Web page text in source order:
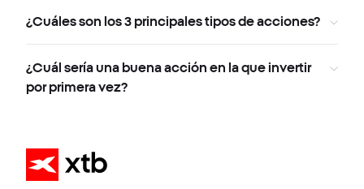
¿Cuáles son los 3 principales tipos de acciones?
¿Cuál sería una buena acción en la que invertir
por primera vez?